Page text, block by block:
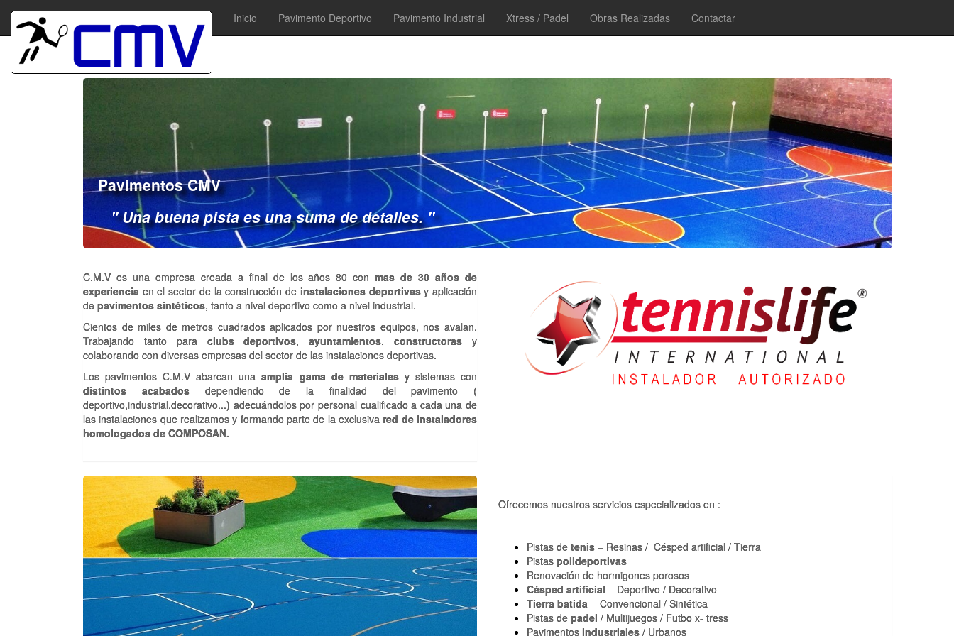
Inicio Pavimento Deportivo Pavimento Industrial Xtress / Padel Obras Realizadas Contactar
Pavimentos CMV
" Una buena pista es una suma de detalles. "
C.M.V es una empresa creada a final de los años 80 conmas de 30 años de
experiencia en el sector de la construcción de instalaciones deportivasy aplicación
de pavimentos sintéticos, tanto a nivel deportivo como a nivel industrial.
Cientos de miles de metros cuadrados aplicados por nuestros equipos, nos avalan.
Trabajando tanto para clubs deportivos,ayuntamientos,constructoras y
colaborando con diversas empresas del sector de las instalaciones deportivas.
Los pavimentos C.M.V abarcan unaamplia gama de materialesy sistemas con
distintos acabadosdependiendo de la finalidad del pavimento (
deportivo,industrial,decorativo...) adecuándolos por personal cualificado a cada una de
las instalaciones que realizamos y formando parte de la exclusivared de instaladores
homologados de COMPOSAN.
Ofrecemos nuestros servicios especializados en :
Pistas de tenis – Resinas / Césped artificial / Tierra
Pistas polideportivas
Renovación de hormigones porosos
Césped artificial – Deportivo / Decorativo
Tierra batida - Convencional / Sintética
Pistas de padel / Multijuegos / Futbo x- tress
Pavimentos industriales / Urbanos